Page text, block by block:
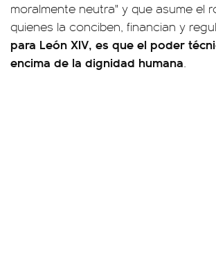
moralmente neutra" y que asume el
quienes la conciben, financian y
para León XIV, es que el poder
encima de la dignidad humana.